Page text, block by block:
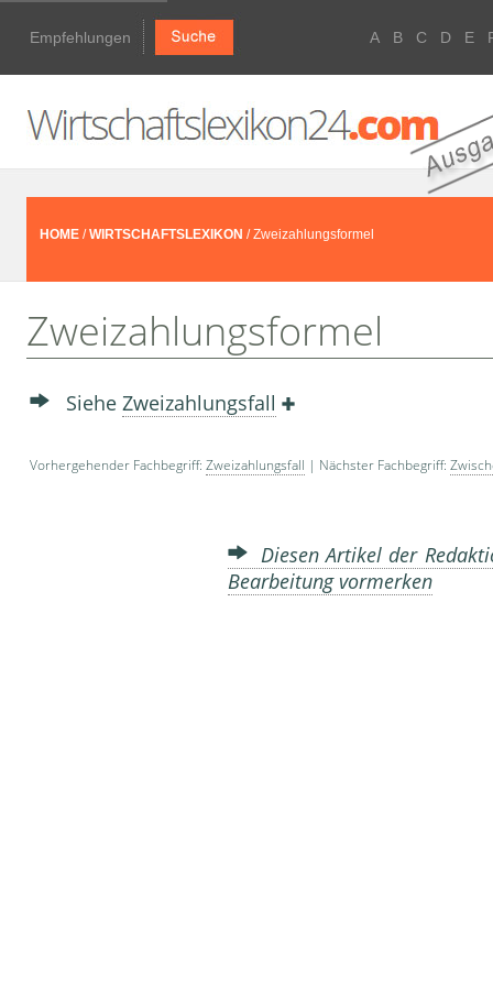
Empfehlungen A B C D E
HOME /WIRTSCHAFTSLEXIKON / Zweizahlungsformel
Zweizahlungsformel
Siehe Zweizahlungsfall
Vorhergehender Fachbegriff: Zweizahlungsfall | Nächster Fachbegriff:
Diesen Artikel der
Bearbeitung vormerken